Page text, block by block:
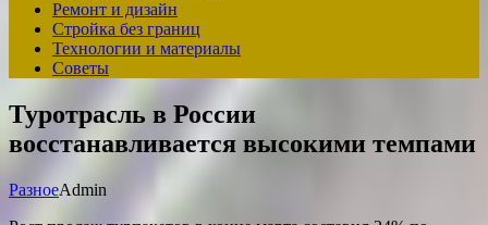
Ремонт и дизайн
Стройка без границ
Технологии и материалы
Советы
Туротрасль в России
восстанавливается высокими темпами
РазноеAdmin